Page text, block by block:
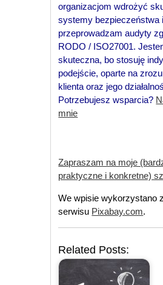
organizacjom wdrożyć
systemy bezpieczeństwa
przeprowadzam audyty
RODO / ISO27001.
skuteczna, bo stosuję
podejście, oparte na
klienta oraz jego
Potrzebujesz wsparcia?
mnie
Zapraszam na moje
praktyczne i konkretne)
We wpisie wykorzystano
serwisu Pixabay.com.
Related Posts: